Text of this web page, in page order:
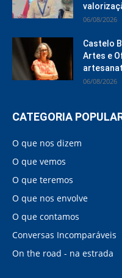
06/08/2026
Castelo
Artes e
06/08/2026
CATEGORIA
O que nos dizem
O que vemos
O que teremos
O que nos envolve
O que contamos
Conversas Incomparáveis
On the road - na estrada